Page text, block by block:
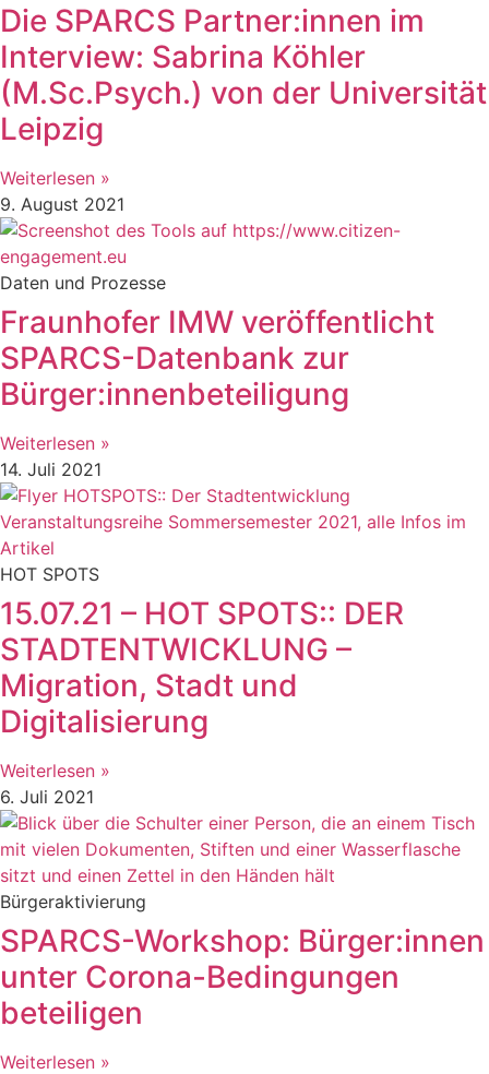
Die SPARCS Partner:innen im
Interview: Sabrina Köhler
(M.Sc.Psych.) von der Universität
Leipzig
Weiterlesen »
9. August 2021
Daten und Prozesse
Fraunhofer IMW veröffentlicht
SPARCS-Datenbank zur
Bürger:innenbeteiligung
Weiterlesen »
14. Juli 2021
HOT SPOTS
15.07.21 – HOT SPOTS:: DER
STADTENTWICKLUNG –
Migration, Stadt und
Digitalisierung
Weiterlesen »
6. Juli 2021
Bürgeraktivierung
SPARCS-Workshop: Bürger:innen
unter Corona-Bedingungen
beteiligen
Weiterlesen »